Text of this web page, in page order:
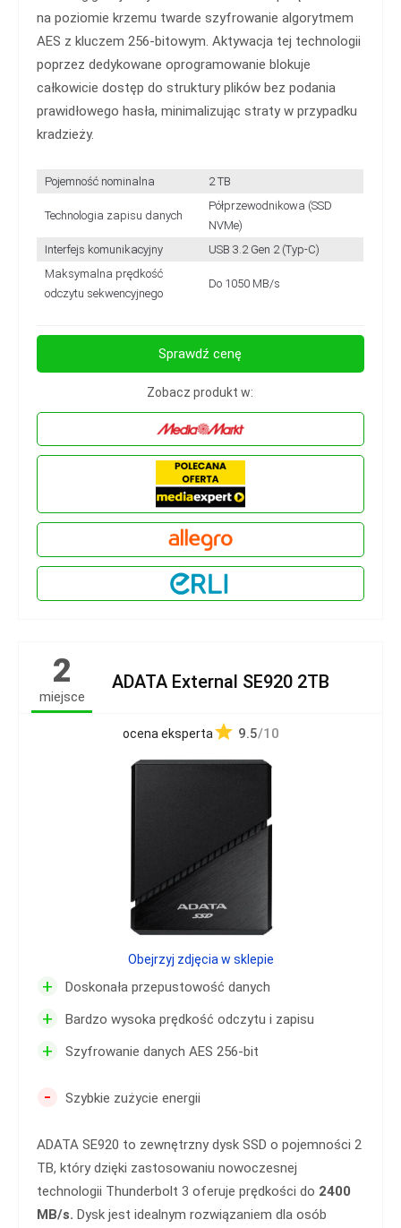
na poziomie krzemu twarde szyfrowanie algorytmem
AES z kluczem 256-bitowym. Aktywacja tej technologii
poprzez dedykowane oprogramowanie blokuje
całkowicie dostęp do struktury plików bez podania
prawidłowego hasła, minimalizując straty w przypadku
kradzieży.
Pojemność nominalna 2 TB
Technologia zapisu danych
Półprzewodnikowa (SSD
NVMe)
Interfejs komunikacyjny
USB 3.2 Gen 2 (Typ-C)
Maksymalna prędkość
odczytu sekwencyjnego
Do 1050 MB/s
Sprawdź cenę
Zobacz produkt w:
2
miejsce
ADATA External SE920 2TB
ocena eksperta 9.5/10
+ Doskonała przepustowość danych
+ Bardzo wysoka prędkość odczytu i zapisu
+ Szyfrowanie danych AES 256-bit
- Szybkie zużycie energii
ADATA SE920 to zewnętrzny dysk SSD o pojemności 2
TB, który dzięki zastosowaniu nowoczesnej
technologii Thunderbolt 3 oferuje prędkości do 2400
MB/s. Dysk jest idealnym rozwiązaniem dla osób
Obejrzyj zdjęcia w sklepie